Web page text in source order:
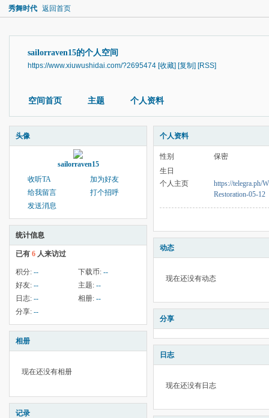
秀舞时代 返回首页
sailorraven15的个人空间
https://www.xiuwushidai.com/?2695474 [收藏] [复制] [RSS]
空间首页 主题 个人资料
头像
sailorraven15
收听TA
加为好友
给我留言
打个招呼
发送消息
统计信息
已有 6 人来访过
积分: -- 下载币: --
好友: -- 主题: --
日志: -- 相册: --
分享: --
相册
现在还没有相册
记录
个人资料
性别
保密
生日
个人主页
https://telegra.ph/
Restoration-05-12
动态
现在还没有动态
分享
日志
现在还没有日志